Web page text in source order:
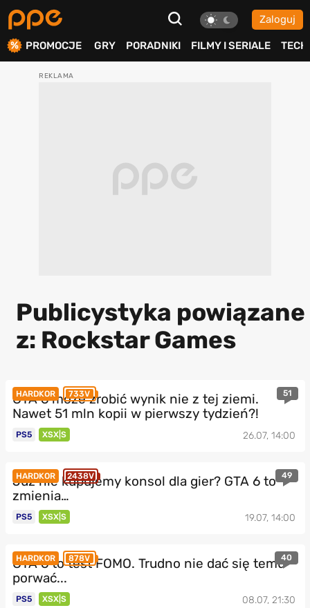
Zaloguj
PROMOCJE GRY PORADNIKI FILMY I SERIALE TECH
Publicystyka powiązane
z: Rockstar Games
HARDKOR 733V 51
GTA 6 może zrobić wynik nie z tej ziemi.
Nawet 51 mln kopii w pierwszy tydzień?!
PS5 XSX|S 26.07, 14:00
HARDKOR 2438V 49
Już nie kupujemy konsol dla gier? GTA 6 to
zmienia…
PS5 XSX|S 19.07, 14:00
HARDKOR 878V 40
GTA 6 to test FOMO. Trudno nie dać się temu
porwać...
PS5 XSX|S 08.07, 21:30